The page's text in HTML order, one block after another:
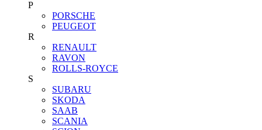
P
PORSCHE
PEUGEOT
R
RENAULT
RAVON
ROLLS-ROYCE
S
SUBARU
SKODA
SAAB
SCANIA